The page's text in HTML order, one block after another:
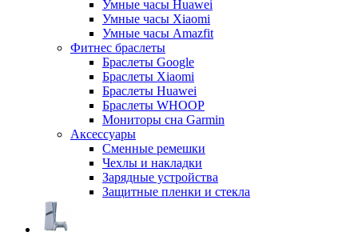
Умные часы Huawei
Умные часы Xiaomi
Умные часы Amazfit
Фитнес браслеты
Браслеты Google
Браслеты Xiaomi
Браслеты Huawei
Браслеты WHOOP
Мониторы сна Garmin
Аксессуары
Сменные ремешки
Чехлы и накладки
Зарядные устройства
Защитные пленки и стекла